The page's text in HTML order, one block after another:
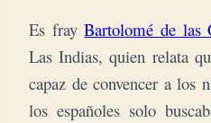
Es frayBartolomé de las
Las Indias, quien relata
capaz de convencer a los
los españoles solo